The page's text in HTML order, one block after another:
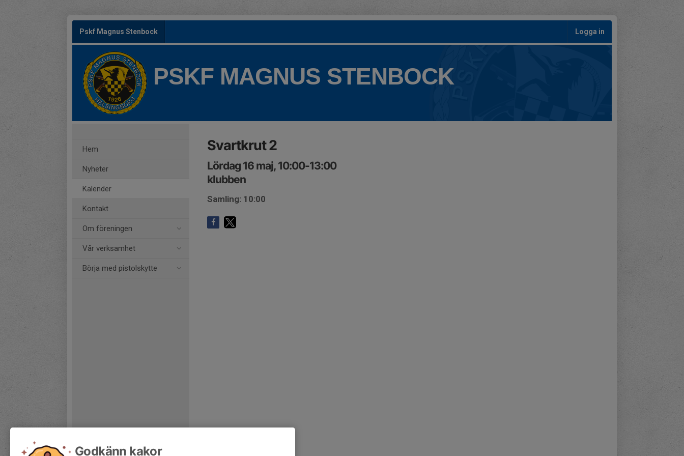
Pskf Magnus Stenbock Logga in
PSKF MAGNUS STENBOCK
Hem
Nyheter
Kalender
Kontakt
Om föreningen
Vår verksamhet
Börja med pistolskytte
Svartkrut 2
Lördag 16 maj, 10:00-13:00
klubben
Samling: 10:00
Godkänn kakor